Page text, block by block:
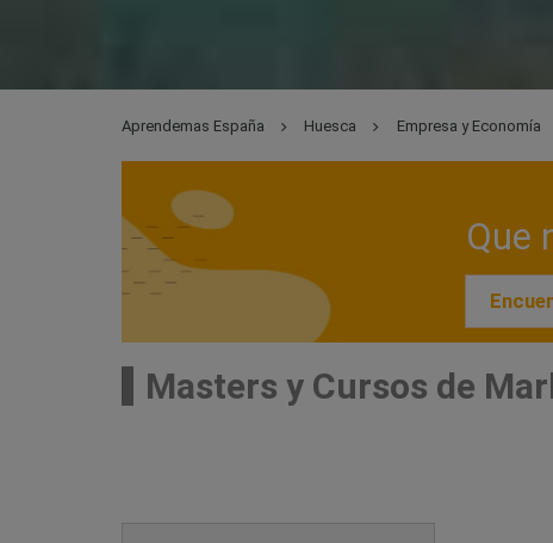
Aprendemas España Huesca Empresa y Economía
Que
Masters y Cursos de